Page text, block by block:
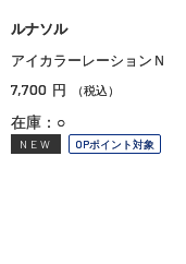
ルナソル
アイカラーレーションＮ
7,700 円 （税込）
在庫：○
NEW OPポイント対象